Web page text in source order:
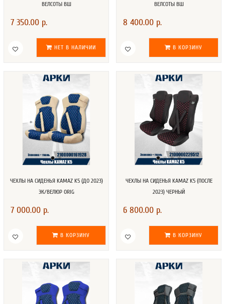
ВЕЛСОТЫ ВШ
7 350.00 р.
НЕТ В НАЛИЧИИ
ВЕЛСОТЫ ВШ
8 400.00 р.
В КОРЗИНУ
ЧЕХЛЫ НА СИДЕНЬЯ KAMAZ K5 (ДО 2023)
ЭК/ВЕЛЮР ORIG
7 000.00 р.
В КОРЗИНУ
ЧЕХЛЫ НА СИДЕНЬЯ KAMAZ K5 (ПОСЛЕ
2023) ЧЕРНЫЙ
6 800.00 р.
В КОРЗИНУ